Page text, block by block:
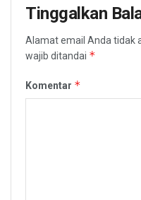
Tinggalkan
Alamat email Anda tidak
wajib ditandai *
Komentar *